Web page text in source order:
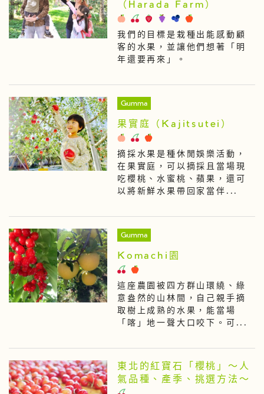
（Harada Farm）
我們的目標是栽種出能感動顧
客的水果，並讓他們想著「明
年還要再來」。
Gumma
果實庭（Kajitsutei）
摘採水果是種休閒娛樂活動，
在果實庭，可以摘採且當場現
吃櫻桃、水蜜桃、蘋果，還可
以將新鮮水果帶回家當伴...
Gumma
Komachi園
這座農園被四方群山環繞、綠
意盎然的山林間，自己親手摘
取樹上成熟的水果，能當場
「喀」地一聲大口咬下。可...
東北的紅寶石「櫻桃」〜人
氣品種、產季、挑選方法〜